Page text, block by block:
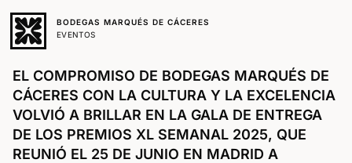
BODEGAS MARQUÉS DE CÁCERES
EVENTOS
EL COMPROMISO DE BODEGAS MARQUÉS DE
CÁCERES CON LA CULTURA Y LA EXCELENCIA
VOLVIÓ A BRILLAR EN LA GALA DE ENTREGA
DE LOS PREMIOS XL SEMANAL 2025, QUE
REUNIÓ EL 25 DE JUNIO EN MADRID A